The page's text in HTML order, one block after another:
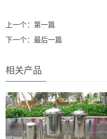
上一个：第一篇
下一个：最后一篇
相关产品